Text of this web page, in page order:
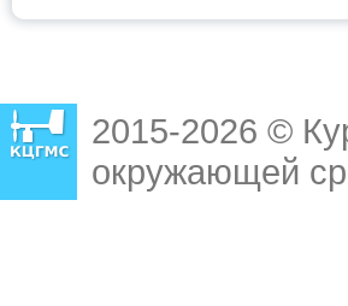
2015-2026 ©
окружающей